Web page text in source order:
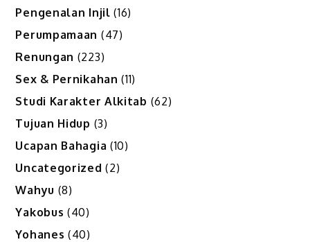
Pengenalan Injil (16)
Perumpamaan (47)
Renungan (223)
Sex & Pernikahan (11)
Studi Karakter Alkitab (62)
Tujuan Hidup (3)
Ucapan Bahagia (10)
Uncategorized (2)
Wahyu (8)
Yakobus (40)
Yohanes (40)